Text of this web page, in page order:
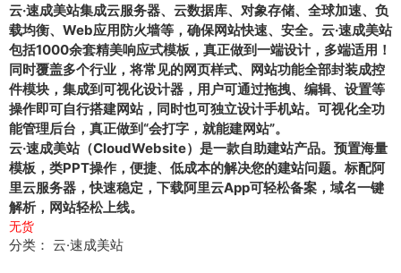
云·速成美站集成云服务器、云数据库、对象存储、全球加速、负
载均衡、Web应用防火墙等，确保网站快速、安全。云·速成美站
包括1000余套精美响应式模板，真正做到一端设计，多端适用！
同时覆盖多个行业，将常见的网页样式、网站功能全部封装成控
件模块，集成到可视化设计器，用户可通过拖拽、编辑、设置等
操作即可自行搭建网站，同时也可独立设计手机站。可视化全功
能管理后台，真正做到“会打字，就能建网站”。
云·速成美站（CloudWebsite）是一款自助建站产品。预置海量
模板，类PPT操作，便捷、低成本的解决您的建站问题。标配阿
里云服务器，快速稳定，下载阿里云App可轻松备案，域名一键
解析，网站轻松上线。
无货
分类： 云·速成美站